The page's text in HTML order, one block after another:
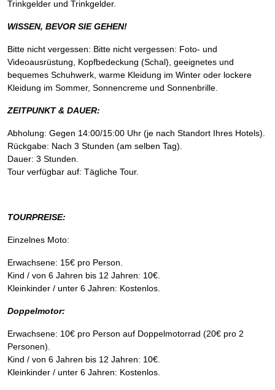
Trinkgelder und Trinkgelder.
WISSEN, BEVOR SIE GEHEN!
Bitte nicht vergessen: Bitte nicht vergessen: Foto- und
Videoausrüstung, Kopfbedeckung (Schal), geeignetes und
bequemes Schuhwerk, warme Kleidung im Winter oder lockere
Kleidung im Sommer, Sonnencreme und Sonnenbrille.
ZEITPUNKT & DAUER:
Abholung: Gegen 14:00/15:00 Uhr (je nach Standort Ihres Hotels).
Rückgabe: Nach 3 Stunden (am selben Tag).
Dauer: 3 Stunden.
Tour verfügbar auf: Tägliche Tour.
TOURPREISE:
Einzelnes Moto:
Erwachsene: 15€ pro Person.
Kind / von 6 Jahren bis 12 Jahren: 10€.
Kleinkinder / unter 6 Jahren: Kostenlos.
Doppelmotor:
Erwachsene: 10€ pro Person auf Doppelmotorrad (20€ pro 2
Personen).
Kind / von 6 Jahren bis 12 Jahren: 10€.
Kleinkinder / unter 6 Jahren: Kostenlos.